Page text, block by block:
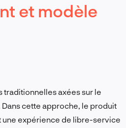
et modèle
traditionnelles axées sur le
cette approche, le produit
une expérience de libre-service